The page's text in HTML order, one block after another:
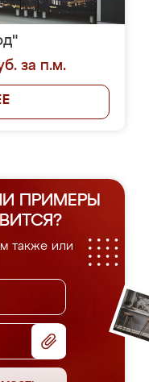
за п.м.
ПРИМЕРЫ
также или